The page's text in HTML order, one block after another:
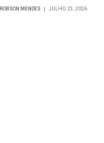
ROBSON MENDES JULHO 23, 2026